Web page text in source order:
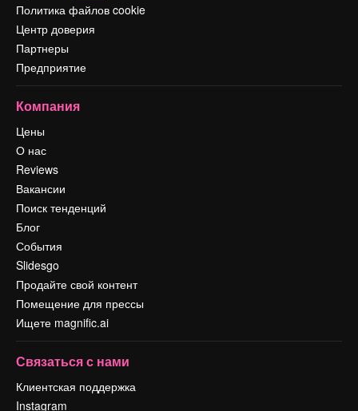
Политика файлов cookie
Центр доверия
Партнеры
Предприятие
Компания
Цены
О нас
Reviews
Вакансии
Поиск тенденций
Блог
События
Slidesgo
Продайте свой контент
Помещение для прессы
Ищете magnific.ai
Связаться с нами
Клиентская поддержка
Instagram